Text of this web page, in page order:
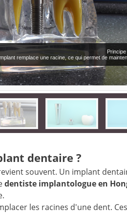
remplace une racine, ce qui permet de
dentaire ?
souvent. Un implant
dentiste implantologue en
les racines d'une dent.